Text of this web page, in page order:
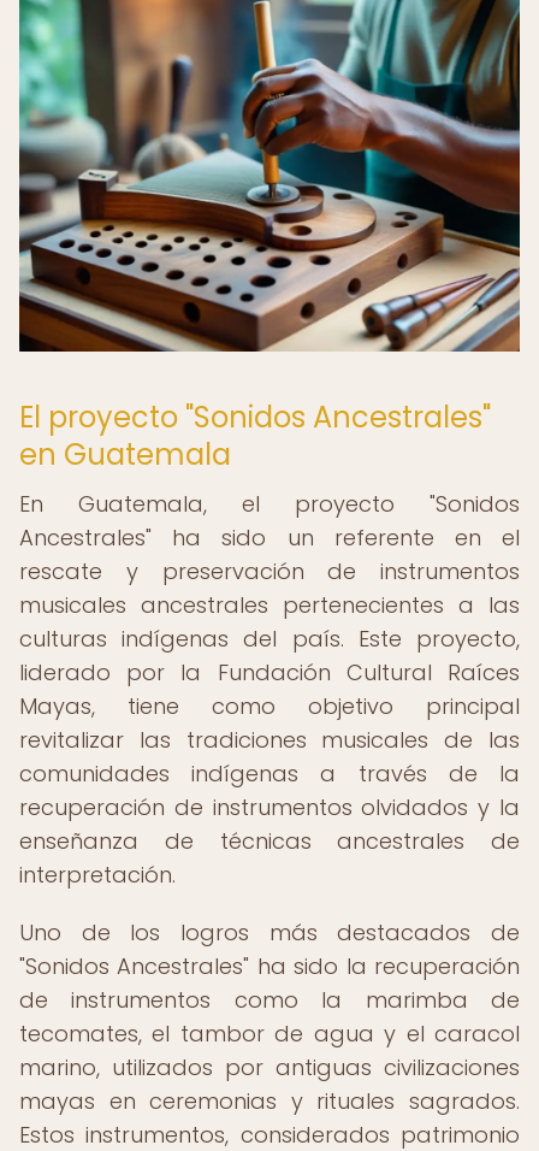
El proyecto "Sonidos Ancestrales"
en Guatemala
En Guatemala, el proyecto "Sonidos
Ancestrales" ha sido un referente en el
rescate y preservación de instrumentos
musicales ancestrales pertenecientes a las
culturas indígenas del país. Este proyecto,
liderado por la Fundación Cultural Raíces
Mayas, tiene como objetivo principal
revitalizar las tradiciones musicales de las
comunidades indígenas a través de la
recuperación de instrumentos olvidados y la
enseñanza de técnicas ancestrales de
interpretación.
Uno de los logros más destacados de
"Sonidos Ancestrales" ha sido la recuperación
de instrumentos como la marimba de
tecomates, el tambor de agua y el caracol
marino, utilizados por antiguas civilizaciones
mayas en ceremonias y rituales sagrados.
Estos instrumentos, considerados patrimonio